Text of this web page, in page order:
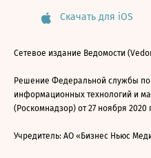
Скачать для iOS
Сетевое издание Ведомости
Решение Федеральной службы
информационных технологий и
(Роскомнадзор) от 27 ноября 2020
Учредитель: АО «Бизнес Ньюс